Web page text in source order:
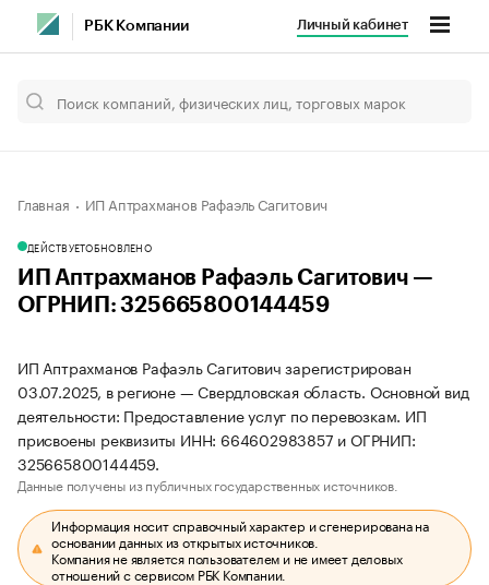
РБК Компании Личный кабинет
Главная ИП Аптрахманов Рафаэль Сагитович
ДЕЙСТВУЕТОБНОВЛЕНО
ИП Аптрахманов Рафаэль Сагитович —
ОГРНИП: 325665800144459
ИП Аптрахманов Рафаэль Сагитович зарегистрирован
03.07.2025, в регионе — Свердловская область. Основной вид
деятельности: Предоставление услуг по перевозкам. ИП
присвоены реквизиты ИНН: 664602983857 и ОГРНИП:
325665800144459.
Данные получены из публичных государственных источников.
Информация носит справочный характер и сгенерирована на
основании данных из открытых источников.
Компания не является пользователем и не имеет деловых
отношений с сервисом РБК Компании.